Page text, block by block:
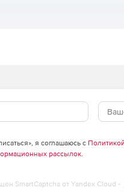
я соглашаюсь с
рассылок.
SmartCaptcha от Yandex Cloud -